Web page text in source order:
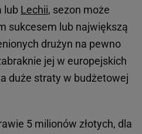
lub Lechii, sezon może
sukcesem lub największą
drużyn na pewno
jej w europejskich
duże straty w budżetowej
5 milionów złotych, dla